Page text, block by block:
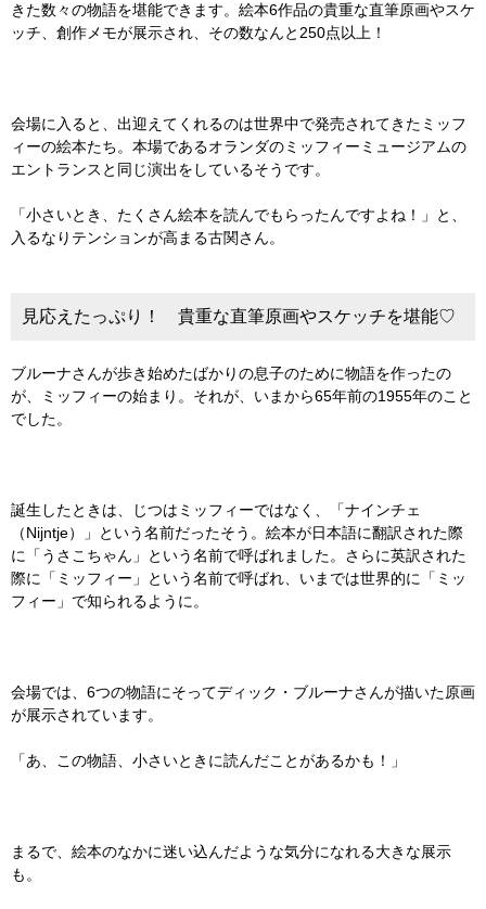
きた数々の物語を堪能できます。絵本6作品の貴重な直筆原画やスケ
ッチ、創作メモが展示され、その数なんと250点以上！
会場に入ると、出迎えてくれるのは世界中で発売されてきたミッフ
ィーの絵本たち。本場であるオランダのミッフィーミュージアムの
エントランスと同じ演出をしているそうです。
「小さいとき、たくさん絵本を読んでもらったんですよね！」と、
入るなりテンションが高まる古関さん。
見応えたっぷり！ 貴重な直筆原画やスケッチを堪能♡
ブルーナさんが歩き始めたばかりの息子のために物語を作ったの
が、ミッフィーの始まり。それが、いまから65年前の1955年のこと
でした。
誕生したときは、じつはミッフィーではなく、「ナインチェ
（Nijntje）」という名前だったそう。絵本が日本語に翻訳された際
に「うさこちゃん」という名前で呼ばれました。さらに英訳された
際に「ミッフィー」という名前で呼ばれ、いまでは世界的に「ミッ
フィー」で知られるように。
会場では、6つの物語にそってディック・ブルーナさんが描いた原画
が展示されています。
「あ、この物語、小さいときに読んだことがあるかも！」
まるで、絵本のなかに迷い込んだような気分になれる大きな展示
も。